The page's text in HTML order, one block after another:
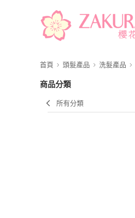
首頁 頭髮產品 洗髮產品
商品分類
所有分類